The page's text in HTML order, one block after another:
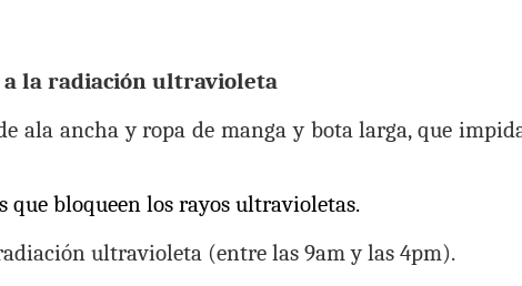
la radiación ultravioleta
ala ancha y ropa de manga y bota larga, que
que bloqueen los rayos ultravioletas.
ultravioleta (entre las 9am y las 4pm).